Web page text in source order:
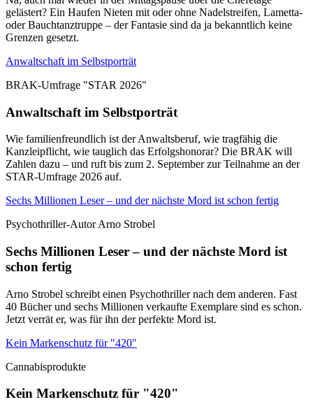
gelästert? Ein Haufen Nieten mit oder ohne Nadelstreifen, Lametta-
oder Bauchtanztruppe – der Fantasie sind da ja bekanntlich keine
Grenzen gesetzt.
Anwaltschaft im Selbstporträt
BRAK-Umfrage "STAR 2026"
Anwaltschaft im Selbstporträt
Wie familienfreundlich ist der Anwaltsberuf, wie tragfähig die
Kanzleipflicht, wie tauglich das Erfolgshonorar? Die BRAK will
Zahlen dazu – und ruft bis zum 2. September zur Teilnahme an der
STAR-Umfrage 2026 auf.
Sechs Millionen Leser – und der nächste Mord ist schon fertig
Psychothriller-Autor Arno Strobel
Sechs Millionen Leser – und der nächste Mord ist
schon fertig
Arno Strobel schreibt einen Psychothriller nach dem anderen. Fast
40 Bücher und sechs Millionen verkaufte Exemplare sind es schon.
Jetzt verrät er, was für ihn der perfekte Mord ist.
Kein Markenschutz für "420"
Cannabisprodukte
Kein Markenschutz für "420"